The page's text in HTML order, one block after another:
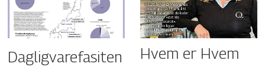
Dagligvarefasiten Hvem er Hvem